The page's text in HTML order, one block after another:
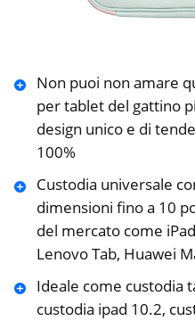
Non puoi non amare
per tablet del gattino
design unico e di
100%
Custodia universale
dimensioni fino a 10
del mercato come
Lenovo Tab, Huawei
Ideale come custodia
custodia ipad 10.2,